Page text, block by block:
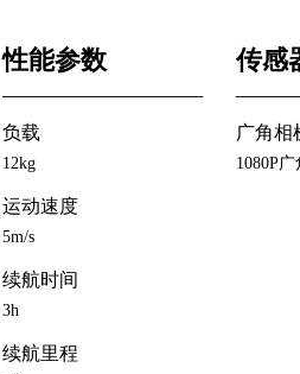
性能参数
负载
12kg
运动速度
5m/s
续航时间
3h
续航里程
传感
广角相
1080P